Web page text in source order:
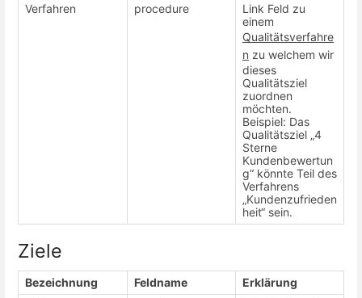
Verfahren procedure
Link Feld zu
einem
Qualitätsverfahre
n zu welchem wir
dieses
Qualitätsziel
zuordnen
möchten.
Beispiel: Das
Qualitätsziel „4
Sterne
Kundenbewertun
g“ könnte Teil des
Verfahrens
„Kundenzufrieden
heit“ sein.
Ziele
Bezeichnung Feldname
Erklärung